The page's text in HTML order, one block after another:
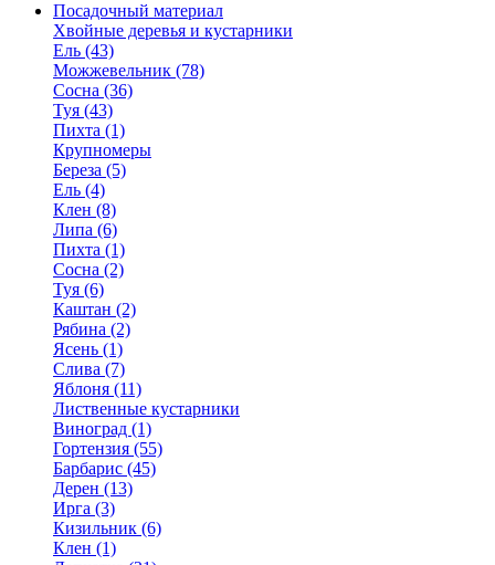
Посадочный материал
Хвойные деревья и кустарники
Ель (43)
Можжевельник (78)
Сосна (36)
Туя (43)
Пихта (1)
Крупномеры
Береза (5)
Ель (4)
Клен (8)
Липа (6)
Пихта (1)
Сосна (2)
Туя (6)
Каштан (2)
Рябина (2)
Ясень (1)
Слива (7)
Яблоня (11)
Лиственные кустарники
Виноград (1)
Гортензия (55)
Барбарис (45)
Дерен (13)
Ирга (3)
Кизильник (6)
Клен (1)